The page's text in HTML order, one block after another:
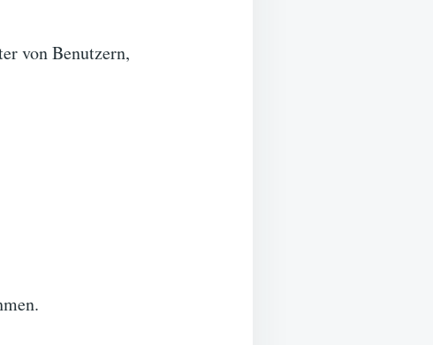
von Benutzern,